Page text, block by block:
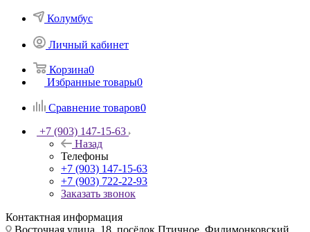
Колумбус
Личный кабинет
Корзина0
Избранные товары0
Сравнение товаров0
+7 (903) 147-15-63
Назад
Телефоны
+7 (903) 147-15-63
+7 (903) 722-22-93
Заказать звонок
Контактная информация
Восточная улица, 18, посёлок Птичное, Филимонковский